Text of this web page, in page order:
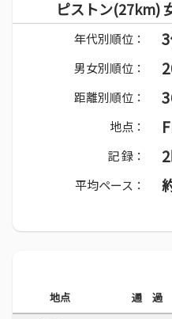
ピストン(27km)
年代別順位：
男女別順位：
距離別順位：
地点：
記 録：
平均ペース：
地点 通 過